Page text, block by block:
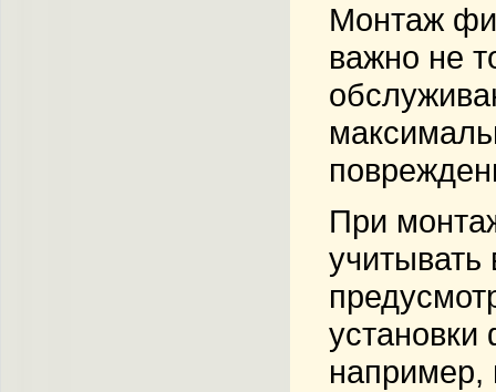
Монтаж
важно не
При
установки
например,